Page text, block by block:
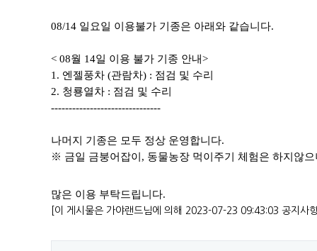
08/14 일요일 이용불가 기종은 아래와 같습니다.
< 08월 14일 이용 불가 기종 안내>
1. 엔젤풍차 (관람차) : 점검 및 수리
2. 청룡열차 : 점검 및 수리
-------------------------------
나머지 기종은 모두 정상 운영합니다.
※ 금일 금붕어잡이, 동물농장 먹이주기 체험은 하지않
많은 이용 부탁드립니다.
[이 게시물은 가야랜드님에 의해 2023-07-23 09:43:03 공지사